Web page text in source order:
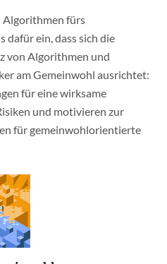
Algorithmen fürs
dafür ein, dass sich die
von Algorithmen und
am Gemeinwohl ausrichtet:
für eine wirksame
und motivieren zur
für gemeinwohlorientierte